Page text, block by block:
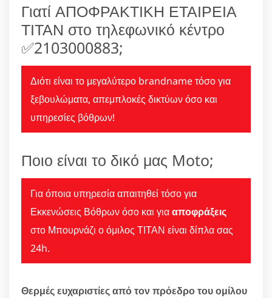
Γιατί ΑΠΟΦΡΑΚΤΙΚΗ ΕΤΑΙΡΕΙΑ
ΤΙΤΑΝ στο τηλεφωνικό κέντρο
✅2103000883;
Διότι είναι το μεγαλύτερο brandname τόσο για
ξεβουλώματα, απεμπλοκές δικτύων όσο και
υπηρεσίες βόθρων!
Ποιο είναι το δικό μας Moto;
Για όποια υπηρεσία απαιτηθεί τόσο για
Εκκενώσεις Βόθρων όσο και γιααποφράξεις
στο Μπουρνάζι ο όμιλος ΤΙΤΑΝ είναι δίπλα σας
24h.
Θερμές ευχαριστίες από τον πρόεδρο του ομίλου